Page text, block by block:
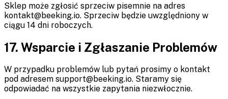
Sklep może zgłosić sprzeciw pisemnie na adres
kontakt@beeking.io. Sprzeciw będzie uwzględniony w
ciągu 14 dni roboczych.
17. Wsparcie i Zgłaszanie Problemów
W przypadku problemów lub pytań prosimy o kontakt
pod adresem support@beeking.io. Staramy się
odpowiadać na wszystkie zapytania niezwłocznie.